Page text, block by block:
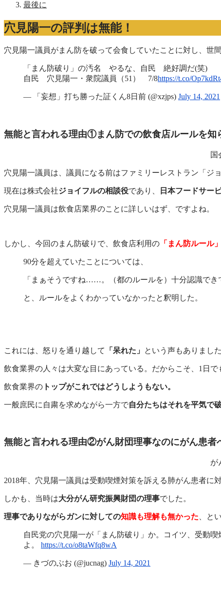
最後に
穴見陽一の評判は無能！
穴見陽一議員がまん防を破って会食していたことに対し、世
「まん防破り」の汚名 やるな、自民 絶好調だ(笑)
自民 穴見陽一・衆院議員（51） 7/8https://t.co/
— 「妄想」打ち勝った証くん8日前 (@xzjps) July 14, 2021
無能と言われる理由①まん防での飲食店ルールを知
国
穴見陽一議員は、議員になる前はファミリーレストラン「ジ
現在は株式会社ジョイフルの相談役であり、 日本フードサー
穴見陽一議員は飲食店業界のことに詳しいはず、ですよね。
しかし、今回のまん防破りで、飲食店利用の 「まん防ルール」
90分を超えていたことについては、
「まぁそうですね……。（都のルールを）十分認識でき
と、ルールをよくわかっていなかったと釈明した。
これには、怒りを通り越して 「呆れた」 という声もありました
飲食業界の人々は大変な目にあっている。だからこそ、1日で
飲食業界の トップがこれではどうしようもない。
一般庶民に自粛を求めながら一方で自分たちはそれを平気で
無能と言われる理由②がん財団理事なのにがん患者
が
2018年、穴見陽一議員は受動喫煙対策を訴える肺がん患者に
しかも、当時は大分がん研究振興財団の理事でした。
理事でありながらガンに対しての知識も理解も無かった 、と
自民党の穴見陽一が「まん防破り」か。コイツ、受動
よ。 https://t.co/o8taWfq8wA
— きづのぶお (@jucnag) July 14, 2021